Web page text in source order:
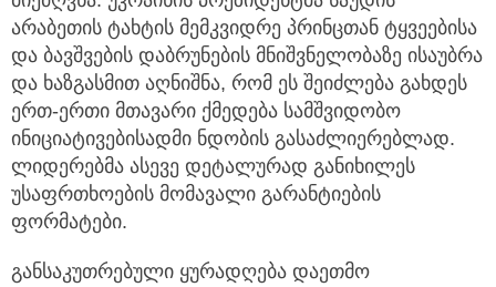
არაბეთის ტახტის მემკვიდრე პრინცთან ტყვეებისა
და ბავშვების დაბრუნების მნიშვნელობაზე ისაუბრა
და ხაზგასმით აღნიშნა, რომ ეს შეიძლება გახდეს
ერთ-ერთი მთავარი ქმედება სამშვიდობო
ინიციატივებისადმი ნდობის გასაძლიერებლად.
ლიდერებმა ასევე დეტალურად განიხილეს
უსაფრთხოების მომავალი გარანტიების
ფორმატები.
განსაკუთრებული ყურადღება დაეთმო